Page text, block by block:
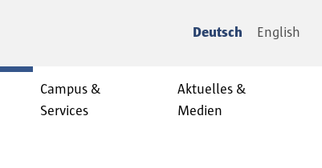
Deutsch English
Campus &
Services
Aktuelles &
Medien